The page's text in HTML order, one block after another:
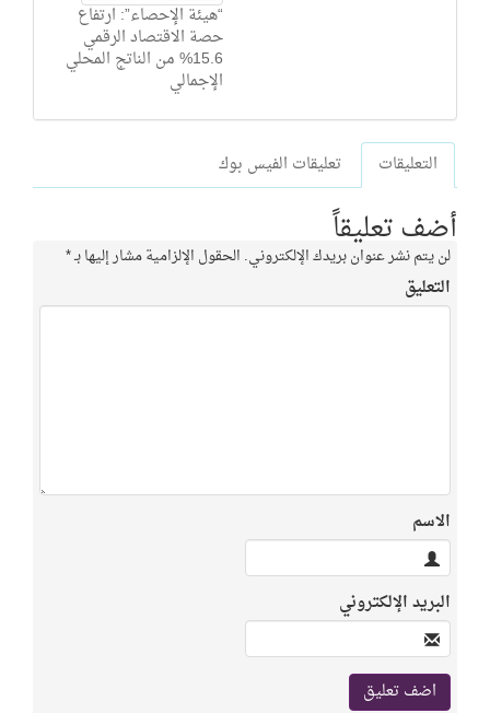
“هيئة الإحصاء”: ارتفاع
حصة الاقتصاد الرقمي
15.6% من الناتج المحلي
الإجمالي
التعليقات تعليقات الفيس بوك
أضف تعليقاً
لن يتم نشر عنوان بريدك الإلكتروني. الحقول الإلزامية مشار إليها بـ*
التعليق
الاسم
البريد الإلكتروني